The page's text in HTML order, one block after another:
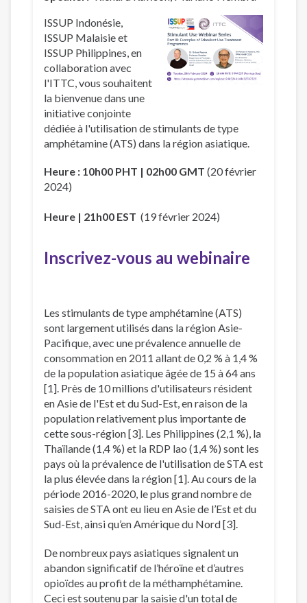
ISSUP Indonésie,
ISSUP Malaisie et
ISSUP Philippines, en
collaboration avec
l'ITTC, vous souhaitent
la bienvenue dans une
initiative conjointe
dédiée à l'utilisation de stimulants de type
amphétamine (ATS) dans la région asiatique.
Heure : 10h00 PHT | 02h00 GMT (20 février
2024)
Heure | 21h00 EST (19 février 2024)
Inscrivez-vous au webinaire
Les stimulants de type amphétamine (ATS)
sont largement utilisés dans la région Asie-
Pacifique, avec une prévalence annuelle de
consommation en 2011 allant de 0,2 % à 1,4 %
de la population asiatique âgée de 15 à 64 ans
[1]. Près de 10 millions d'utilisateurs résident
en Asie de l'Est et du Sud-Est, en raison de la
population relativement plus importante de
cette sous-région [3]. Les Philippines (2,1 %), la
Thaïlande (1,4 %) et la RDP lao (1,4 %) sont les
pays où la prévalence de l'utilisation de STA est
la plus élevée dans la région [1]. Au cours de la
période 2016-2020, le plus grand nombre de
saisies de STA ont eu lieu en Asie de l’Est et du
Sud-Est, ainsi qu’en Amérique du Nord [3].
De nombreux pays asiatiques signalent un
abandon significatif de l’héroïne et d’autres
opioïdes au profit de la méthamphétamine.
Ceci est soutenu par la saisie d'un total de